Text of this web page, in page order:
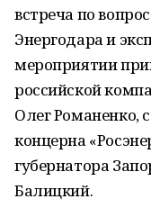
встреча по
Энергодара и
мероприятии
российской
Олег Романенко,
концерна
губернатора
Балицкий.